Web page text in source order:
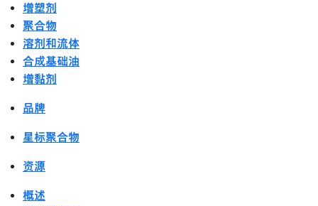
增塑剂
聚合物
溶剂和流体
合成基础油
增黏剂
品牌
星标聚合物
资源
概述